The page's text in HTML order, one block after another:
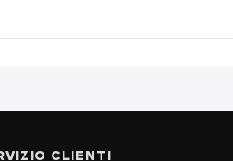
CLIENTI